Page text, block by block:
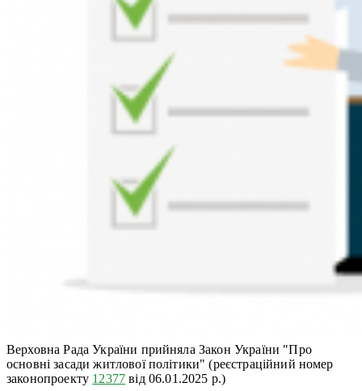
Верховна Рада України прийняла Закон України "Про
основні засади житлової політики" (реєстраційний номер
законопроекту 12377 від 06.01.2025 р.)